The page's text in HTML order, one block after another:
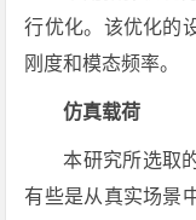
行优化。该优化的
刚度和模态频率。
仿真载荷
本研究所选取
有些是从真实场景